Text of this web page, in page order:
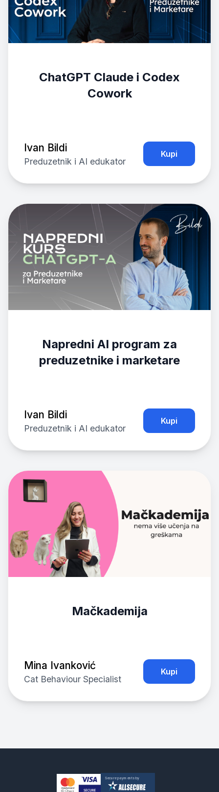
ChatGPT Claude i Codex
Cowork
Ivan Bildi
Preduzetnik i AI edukator
Kupi
Napredni AI program za
preduzetnike i marketare
Ivan Bildi
Preduzetnik i AI edukator
Kupi
Mačkademija
Mina Ivanković
Cat Behaviour Specialist
Kupi